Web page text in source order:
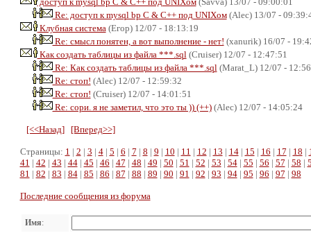
Re: доступ к mysql bp C & C++ под UNIXом(Alec) 13/07 -
Клубная система (Егор) 12/07 - 18:13:19
Re: смысл понятен, а вот выполнение - нет! (xanurik) 16/07 -
Как создать таблицы из файла ***.sql (Cruiser) 12/07 - 12:47:51
Re: Как создать таблицы из файла ***.sql (Marat_L) 12/07 -
Re: стоп! (Alec) 12/07 - 12:59:32
Re: стоп! (Cruiser) 12/07 - 14:01:51
Re: сори. я не заметил, что это ты )) (++)(Alec) 12/07 - 14:05:24
[<<Назад] [Вперед>>]
Страницы: 1 | 2 | 3 | 4| 5 | 6 | 7 | 8 | 9 | 10 | 11 | 12 | 13 | 14| 15 | 16 | 17 | 18 |
41 | 42 | 43 | 44| 45 | 46 | 47 | 48 | 49 | 50 | 51 | 52 | 53 | 54| 55 | 56 | 57 | 58 |
81 | 82 | 83 | 84| 85 | 86 | 87 | 88 | 89 | 90 | 91 | 92 | 93 | 94| 95 | 96 | 97 | 98
Последние сообщения из форума
Имя: